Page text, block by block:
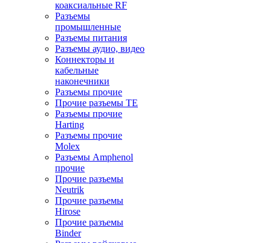
коаксиальные RF
Разъeмы
промышленные
Разъeмы питания
Разъeмы аудио, видео
Коннекторы и
кабельные
наконечники
Разъeмы прочие
Прочие разъемы TE
Разъемы прочие
Harting
Разъемы прочие
Molex
Разъемы Amphenol
прочие
Прочие разъемы
Neutrik
Прочие разъемы
Hirose
Прочие разъемы
Binder